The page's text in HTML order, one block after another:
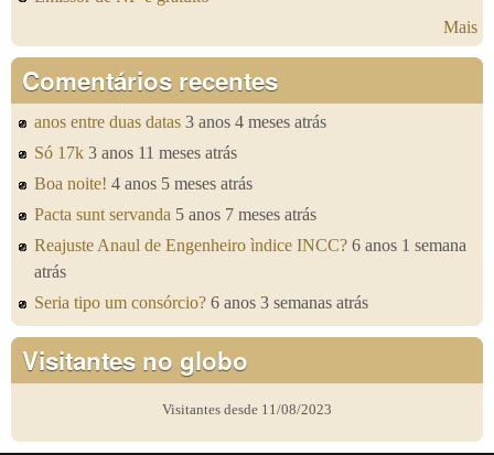
Mais
Comentários recentes
anos entre duas datas 3 anos 4 meses atrás
Só 17k 3 anos 11 meses atrás
Boa noite! 4 anos 5 meses atrás
Pacta sunt servanda 5 anos 7 meses atrás
Reajuste Anaul de Engenheiro ìndice INCC? 6 anos 1 semana
atrás
Seria tipo um consórcio? 6 anos 3 semanas atrás
Visitantes no globo
Visitantes desde 11/08/2023